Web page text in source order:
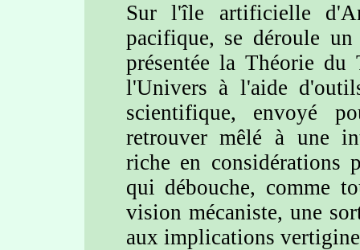
Sur l'île artificielle
pacifique, se déroule
présentée la Théorie du
l'Univers à l'aide
scientifique, envoyé
retrouver mêlé à une
riche en considérations
qui débouche, comme
vision mécaniste, une
aux implications